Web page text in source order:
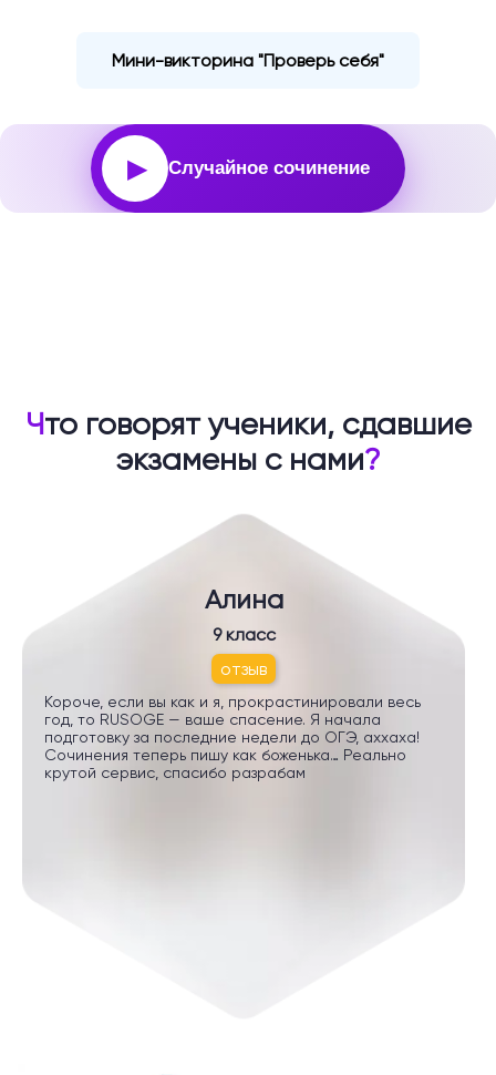
Мини-викторина "Проверь себя"
▶ Случайное сочинение
Что говорят ученики, сдавшие
экзамены с нами?
Алина
9 класс
отзыв
Короче, если вы как и я, прокрастинировали весь
год, то RUSOGE — ваше спасение. Я начала
подготовку за последние недели до ОГЭ, аххаха!
Сочинения теперь пишу как боженька… Реально
крутой сервис, спасибо разрабам